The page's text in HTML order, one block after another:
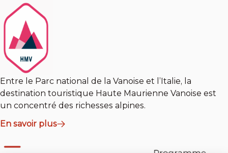
Entre le Parc national de la Vanoise et l’Italie, la
destination touristique Haute Maurienne Vanoise est
un concentré des richesses alpines.
En savoir plus